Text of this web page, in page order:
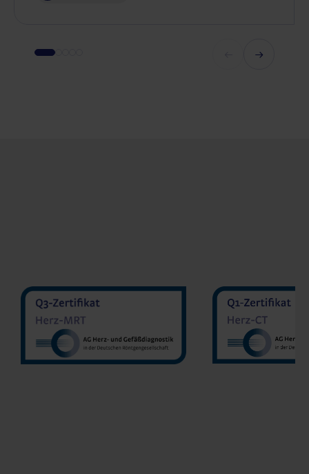
MVZ Radiologie Darmstadt
Prof. Dr. Oliver Mohrs
MVZ
Sakher
MVZ Radnet